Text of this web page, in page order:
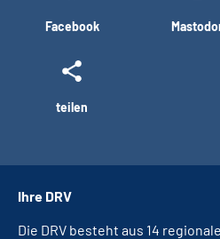
Facebook
teilen
Ihre DRV
Die DRV besteht aus 14